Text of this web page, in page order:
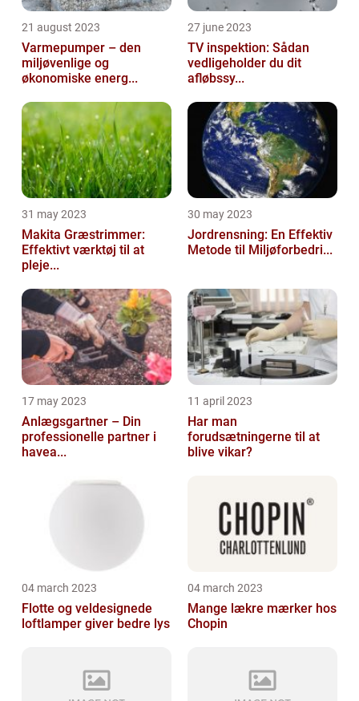
21 august 2023
Varmepumper – den
miljøvenlige og
økonomiske energ...
27 june 2023
TV inspektion: Sådan
vedligeholder du dit
afløbssy...
31 may 2023
Makita Græstrimmer:
Effektivt værktøj til at
pleje...
30 may 2023
Jordrensning: En Effektiv
Metode til Miljøforbedri...
17 may 2023
Anlægsgartner – Din
professionelle partner i
havea...
11 april 2023
Har man
forudsætningerne til at
blive vikar?
04 march 2023
Flotte og veldesignede
loftlamper giver bedre lys
04 march 2023
Mange lækre mærker hos
Chopin